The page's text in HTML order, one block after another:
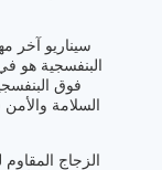
سيناريو آخر
البنفسجية هو
فوق
السلامة والأمن
الزجاج